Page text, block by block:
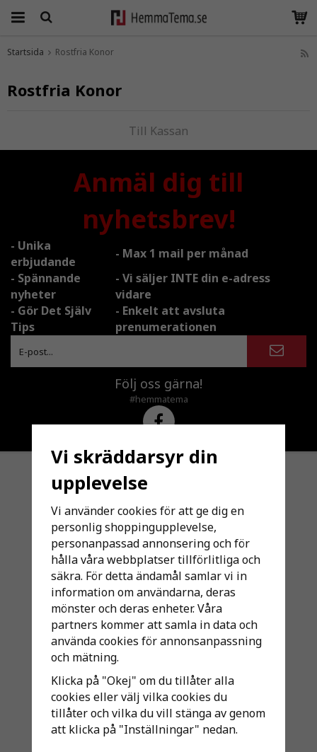
Startsida Rostfria Konor
Rostfria Konor
Till Kassan
Anmäl dig till
nyhetsbrev!
- Unika
erbjudande
- Max 1 mail per månad
- Spännande
nyheter
- Vi säljer INTE din e-adress
vidare
- Gör Det Själv
Tips
- Enkelt att avsluta
prenumerationen
Följ oss gärna!
#hemmatema
KUNDSERVICE /CUSTOMER SERVICE
SÅ HÄR HANDLAR DU
KÖPGARANTI
VILLKOR ALLMÄNNA
VILLKOR BETALNING
VILLKOR LEVERANS
VILLKOR ORDER
VILLKOR ÅNGERRÄTT, REKLAMATION & RETURER
VILLKOR PRODUKTINFORMATION & BILDER
VILLKOR SMS UTSKICK
SHIPPING EU / VERSAND EU
KONTAKTA OSS / CONTACT
Vi skräddarsyr din
upplevelse
Vi använder cookies för att ge dig en
personlig shoppingupplevelse,
personanpassad annonsering och för
hålla våra webbplatser tillförlitliga och
säkra. För detta ändamål samlar vi in
information om användarna, deras
mönster och deras enheter. Våra
partners kommer att samla in data och
använda cookies för annonsanpassning
och mätning.
Klicka på "Okej" om du tillåter alla
cookies eller välj vilka cookies du
tillåter och vilka du vill stänga av genom
att klicka på "Inställningar" nedan.